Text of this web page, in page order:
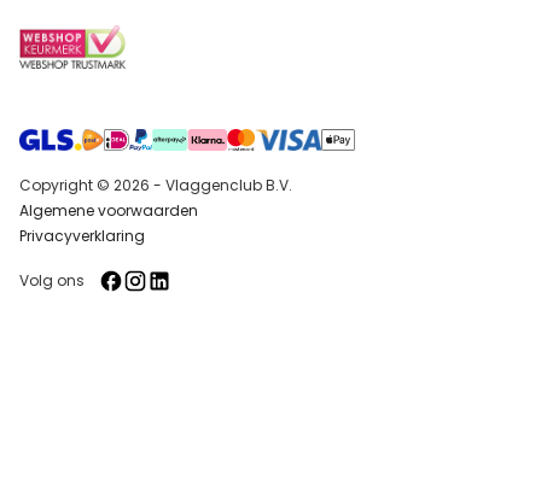
Copyright © 2026 - Vlaggenclub B.V.
Algemene voorwaarden
Privacyverklaring
Volg ons